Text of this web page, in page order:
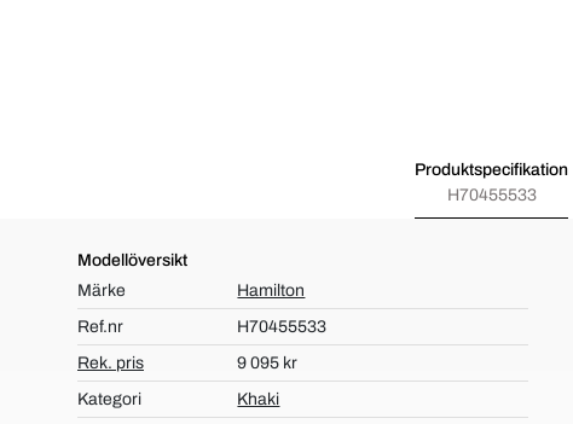
Produktspecifikation
H70455533
Modellöversikt
Märke
Hamilton
Ref.nr
H70455533
Rek. pris
9 095 kr
Kategori
Khaki